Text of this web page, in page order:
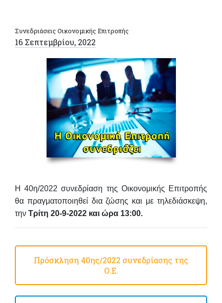
Συνεδριάσεις Οικονομικής Επιτροπής
16 Σεπτεμβρίου, 2022
Η 40η/2022 συνεδρίαση της Οικονομικής Επιτροπής
θα πραγματοποιηθεί δια ζώσης και με τηλεδιάσκεψη,
την Τρίτη 20-9-2022 και ώρα 13:00.
Πρόσκληση 40ης/2022 συνεδρίασης της
Ο.Ε.